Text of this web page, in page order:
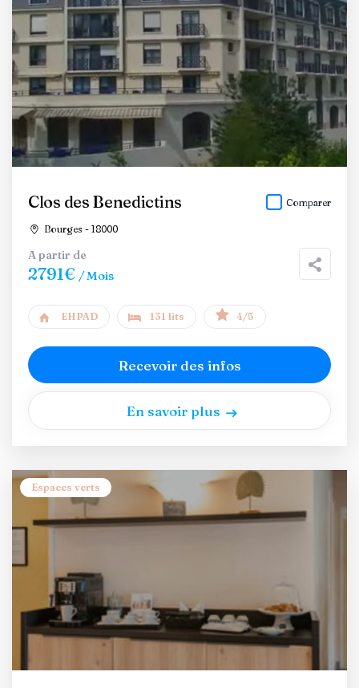
Clos des Benedictins
Bourges - 18000
Comparer
A partir de
2791€ / Mois
EHPAD 131 lits 4/5
Recevoir des infos
En savoir plus
Espaces verts